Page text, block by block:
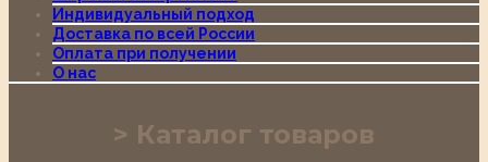
Индивидуальный подход
Доставка по всей России
Оплата при получении
О нас
Каталог товаров